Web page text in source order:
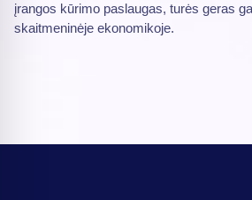
įrangos kūrimo paslaugas, turės geras
skaitmeninėje ekonomikoje.